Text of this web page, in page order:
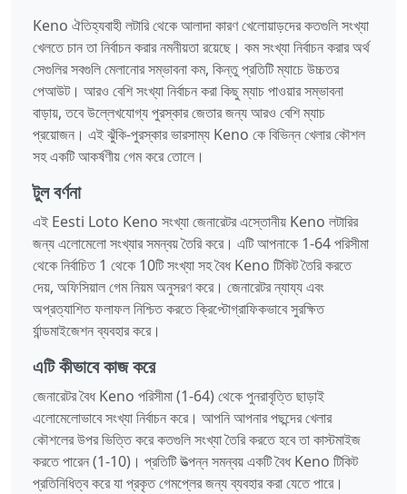
Keno ঐতিহ্যবাহী লটারি থেকে আলাদা কারণ খেলোয়াড়দের কতগুলি সংখ্যা
খেলতে চান তা নির্বাচন করার নমনীয়তা রয়েছে। কম সংখ্যা নির্বাচন করার অর্থ
সেগুলির সবগুলি মেলানোর সম্ভাবনা কম, কিন্তু প্রতিটি ম্যাচে উচ্চতর
পেআউট। আরও বেশি সংখ্যা নির্বাচন করা কিছু ম্যাচ পাওয়ার সম্ভাবনা
বাড়ায়, তবে উল্লেখযোগ্য পুরস্কার জেতার জন্য আরও বেশি ম্যাচ
প্রয়োজন। এই ঝুঁকি-পুরস্কার ভারসাম্য Keno কে বিভিন্ন খেলার কৌশল
সহ একটি আকর্ষণীয় গেম করে তোলে।
টুল বর্ণনা
এই Eesti Loto Keno সংখ্যা জেনারেটর এস্তোনীয় Keno লটারির
জন্য এলোমেলো সংখ্যার সমন্বয় তৈরি করে। এটি আপনাকে 1-64 পরিসীমা
থেকে নির্বাচিত 1 থেকে 10টি সংখ্যা সহ বৈধ Keno টিকিট তৈরি করতে
দেয়, অফিসিয়াল গেম নিয়ম অনুসরণ করে। জেনারেটর ন্যায্য এবং
অপ্রত্যাশিত ফলাফল নিশ্চিত করতে ক্রিপ্টোগ্রাফিকভাবে সুরক্ষিত
র্যান্ডমাইজেশন ব্যবহার করে।
এটি কীভাবে কাজ করে
জেনারেটর বৈধ Keno পরিসীমা (1-64) থেকে পুনরাবৃত্তি ছাড়াই
এলোমেলোভাবে সংখ্যা নির্বাচন করে। আপনি আপনার পছন্দের খেলার
কৌশলের উপর ভিত্তি করে কতগুলি সংখ্যা তৈরি করতে হবে তা কাস্টমাইজ
করতে পারেন (1-10)। প্রতিটি উত্পন্ন সমন্বয় একটি বৈধ Keno টিকিট
প্রতিনিধিত্ব করে যা প্রকৃত গেমপ্লের জন্য ব্যবহার করা যেতে পারে।